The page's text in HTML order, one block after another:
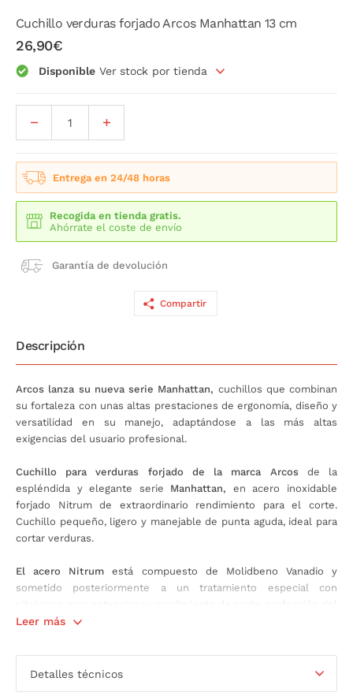
Cuchillo verduras forjado Arcos Manhattan 13 cm
26,90€
Disponible Ver stock por tienda
Entrega en 24/48 horas
Recogida en tienda gratis.
Ahórrate el coste de envío
Garantía de devolución
Compartir
Descripción
Arcos lanza su nueva serie Manhattan, cuchillos que combinan
su fortaleza con unas altas prestaciones de ergonomía, diseño y
versatilidad en su manejo, adaptándose a las más altas
exigencias del usuario profesional.
Cuchillo para verduras forjado de la marca Arcosde la
espléndida y elegante serie Manhattan, en acero inoxidable
forjado Nitrum de extraordinario rendimiento para el corte.
Cuchillo pequeño, ligero y manejable de punta aguda, ideal para
cortar verduras.
El acero Nitrum está compuesto de Molidbeno Vanadio y
sometido posteriormente a un tratamiento especial con
afilado, durabilidad y mayor resistencia a la corrosión. Mango
otorgando gran comodidad de manejo, hecho en
Polioximetileno (POM)
de gran resistencia y suavidad al tacto.
Leer más
Detalles técnicos